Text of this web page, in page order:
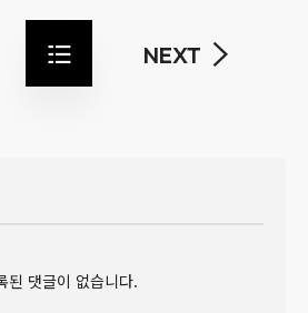
NEXT
된 댓글이 없습니다.